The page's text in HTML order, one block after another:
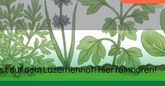
auf dem Luzernenhof! Hier reinhören!